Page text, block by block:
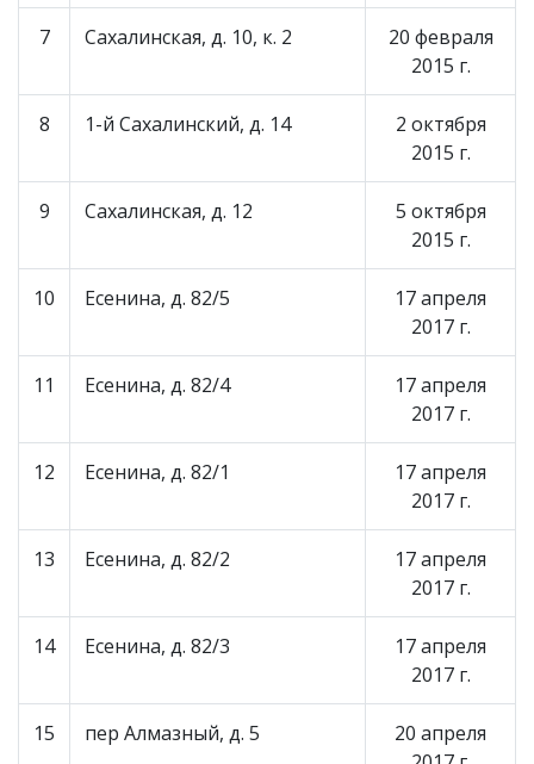
7 Сахалинская, д. 10, к. 2
20 февраля
2015 г.
8 1-й Сахалинский, д. 14
2 октября
2015 г.
9 Сахалинская, д. 12
5 октября
2015 г.
10 Есенина, д. 82/5
17 апреля
2017 г.
11 Есенина, д. 82/4
17 апреля
2017 г.
12 Есенина, д. 82/1
17 апреля
2017 г.
13 Есенина, д. 82/2
17 апреля
2017 г.
14 Есенина, д. 82/3
17 апреля
2017 г.
15 пер Алмазный, д. 5
20 апреля